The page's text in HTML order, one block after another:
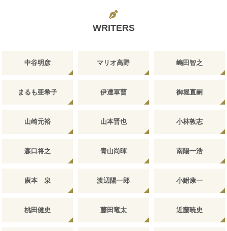
WRITERS
中谷明彦 マリオ高野 嶋田智之
まるも亜希子 伊達軍曹 御堀直嗣
山崎元裕 山本晋也 小林敦志
森口将之 青山尚暉 南陽一浩
廣本 泉 渡辺陽一郎 小鮒康一
桃田健史 藤田竜太 近藤暁史